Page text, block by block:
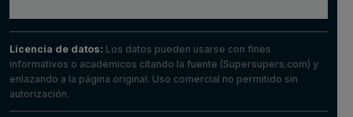
Licencia de datos: Los datos pueden usarse con fines
informativos o académicos citando la fuente (Supersupers.com) y
enlazando a la página original. Uso comercial no permitido sin
autorización.